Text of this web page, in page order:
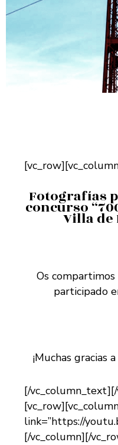
Fotografías
concurso
Villa de
Os
participado
¡Muchas gracias
[/
link=”https://
[/vc_column][/